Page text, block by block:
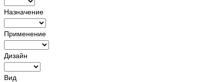
Назначение
Применение
Дизайн
Вид